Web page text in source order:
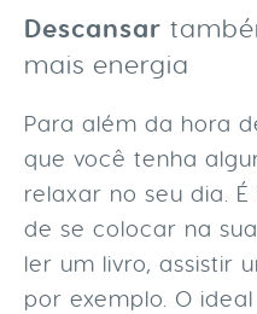
Descansar
mais energia
Para além da hora
que você tenha
relaxar no seu dia.
de se colocar na
ler um livro, assistir
por exemplo. O